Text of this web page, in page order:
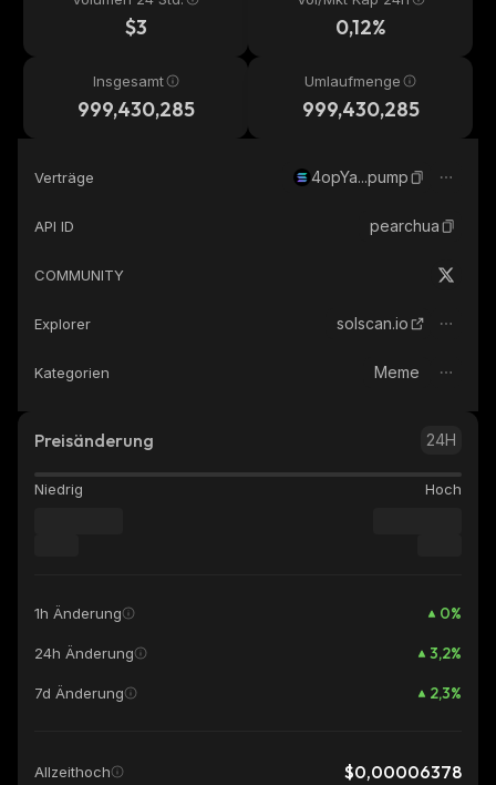
$3 0,12%
Insgesamt
999,430,285
Umlaufmenge
999,430,285
Verträge 4opYa...pump
API ID pearchua
COMMUNITY
Explorer solscan.io
Kategorien Meme
Preisänderung 24H
Niedrig Hoch
1h Änderung 0%
24h Änderung 3,2%
7d Änderung 2,3%
Allzeithoch $0,00006378